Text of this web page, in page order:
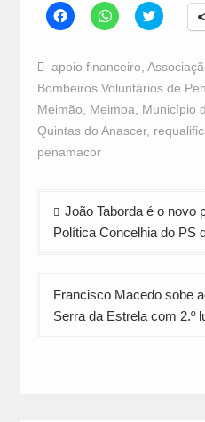
Click
to
Facebook
(Opens
new
window)
Click
to
WhatsApp
(Opens
in
new
window)
Click
to
Twitter
(Opens
new
window)
apoio financeiro
Bombeiros Voluntários de
Meimão
Meimoa Município
Quintas do Anascer,
penamacor
Navegação
de
João Taborda é o novo
Política Concelhia do PS
Francisco Macedo sobe
Serra da Estrela com 2.º